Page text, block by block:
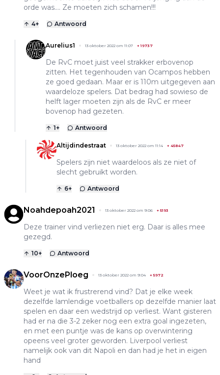
orde was.... Ze moeten zich schamen!!!
4+ Antwoord
Aurelius1 13 oktober 2022 om 11:07 +19737
De RvC moet juist veel strakker erbovenop
zitten. Het tegenhouden van Ocampos hebben
ze goed gedaan. Maar er is 110m uitgegeven aan
waardeloze spelers. Dat bedrag had sowieso de
helft lager moeten zijn als de RvC er meer
bovenop had gezeten.
1+ Antwoord
Altijdindestraat 13 oktober 2022 om 11:14 + 45847
Spelers zijn niet waardeloos als ze niet of
slecht gebruikt worden.
6+ Antwoord
Noahdepoah2021 13 oktober 2022 om 9:06 +5193
Deze trainer vind verliezen niet erg. Daar is alles mee
gezegd.
10+ Antwoord
VoorOnzePloeg 13 oktober 2022 om 9:04 +5972
Weet je wat ik frustrerend vind? Dat je elke week
dezelfde lamlendige voetballers op dezelfde manier laat
spelen en daar een wedstrijd op verliest. Want gisteren
had er na die 3-2 zeker nog een extra goal ingezeten,
en met een puntje was de kans op overwintering
opeens veel groter geworden. Liverpool verliest
namelijk ook van dit Napoli en dan had je het in eigen
hand